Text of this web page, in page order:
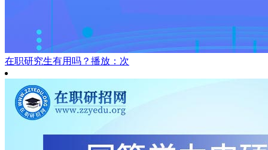
在职研究生有用吗？ 播放：次